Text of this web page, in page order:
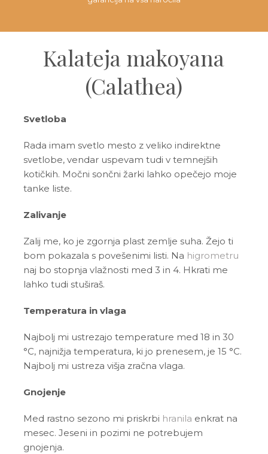
Kalateja makoyana
(Calathea)
Svetloba
Rada imam svetlo mesto z veliko indirektne
svetlobe, vendar uspevam tudi v temnejših
kotičkih. Močni sončni žarki lahko opečejo moje
tanke liste.
Zalivanje
Zalij me, ko je zgornja plast zemlje suha. Žejo ti
bom pokazala s povešenimi listi. Na higrometru
naj bo stopnja vlažnosti med 3 in 4. Hkrati me
lahko tudi stuširaš.
Temperatura in vlaga
Najbolj mi ustrezajo temperature med 18 in 30
°C, najnižja temperatura, ki jo prenesem, je 15 °C.
Najbolj mi ustreza višja zračna vlaga.
Gnojenje
Med rastno sezono mi priskrbi hranila enkrat na
mesec. Jeseni in pozimi ne potrebujem
gnojenja.